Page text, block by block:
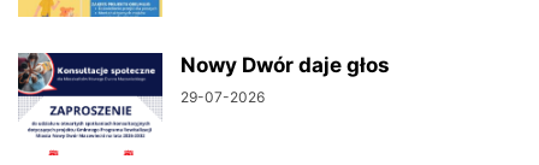
Nowy Dwór daje głos
29-07-2026